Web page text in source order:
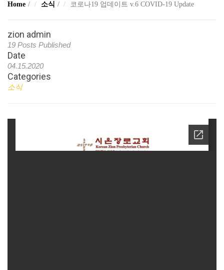
Home 소식 코로나19 업데이트 v.6 COVID-19 Update
zion admin
19 Posts Published
Date
04.15.2020
Categories
소식